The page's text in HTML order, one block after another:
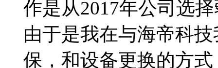
作是从2017年公司选
由于是我在与海帝科
保，和设备更换的方